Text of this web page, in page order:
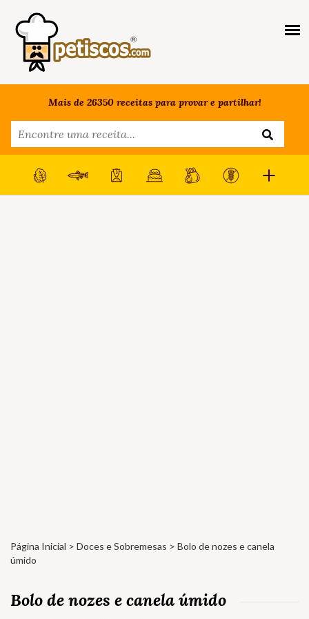
Mais de 26350 receitas para provar e partilhar!
Página Inicial > Doces e Sobremesas > Bolo de nozes e canela
úmido
Bolo de nozes e canela úmido